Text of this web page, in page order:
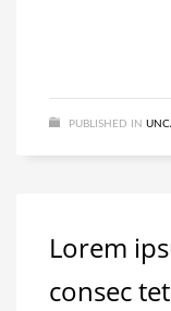
PUBLISHED IN
Lorem
consec